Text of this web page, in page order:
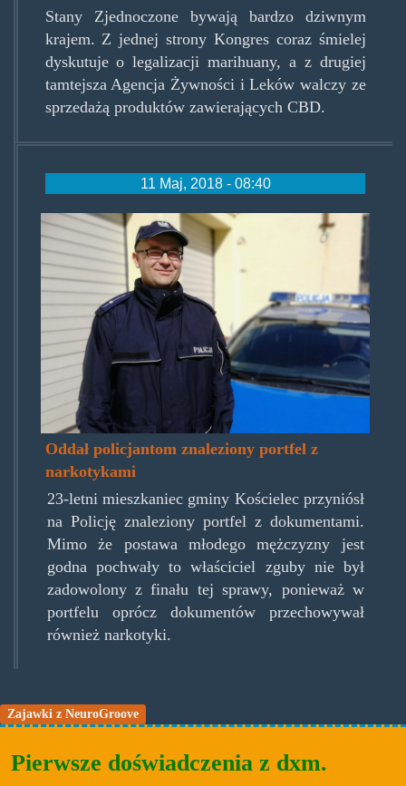
Stany Zjednoczone bywają bardzo dziwnym
krajem. Z jednej strony Kongres coraz śmielej
dyskutuje o legalizacji marihuany, a z drugiej
tamtejsza Agencja Żywności i Leków walczy ze
sprzedażą produktów zawierających CBD.
11 Maj, 2018 - 08:40
smieszek2.jpg
Oddał policjantom znaleziony portfel z
narkotykami
23-letni mieszkaniec gminy Kościelec przyniósł
na Policję znaleziony portfel z dokumentami.
Mimo że postawa młodego mężczyzny jest
godna pochwały to właściciel zguby nie był
zadowolony z finału tej sprawy, ponieważ w
portfelu oprócz dokumentów przechowywał
również narkotyki.
Zajawki z NeuroGroove
Pierwsze doświadczenia z dxm.